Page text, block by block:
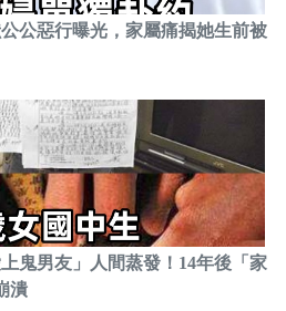
公惡行曝光，家屬痛揭她生前被
鬼男友」人間蒸發！14年後「家
潰